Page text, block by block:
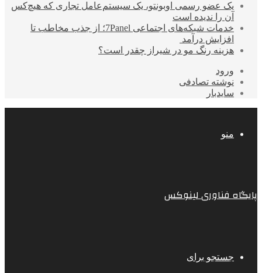
یک عضو رسمی اوبونتو، یک سیستم‌عامل تجاری که هیچ‌کس
آن را ندیده است
خدمات شبکه‌های اجتماعی 7Panel؛ از جذب مخاطب تا
افزایش درآمد
هزینه رنگ مو در شیراز چقدر است؟
ورود
نوشته تصادفی
سایدبار
منو
پایگاه فناوری لینوکس
جستجو برای